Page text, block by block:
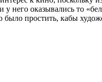
него оказывались то
простить, кабы